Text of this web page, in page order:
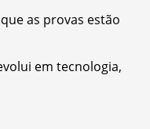
as provas estão
em tecnologia,